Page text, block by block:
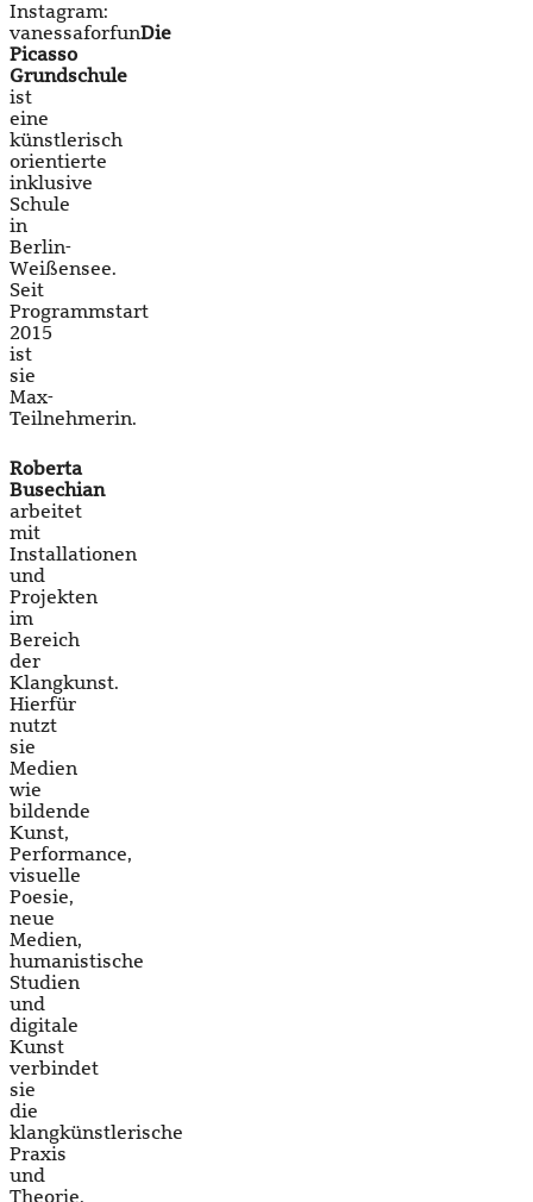
Instagram:
vanessaforfunDie
Picasso
Grundschule
ist
eine
künstlerisch
orientierte
inklusive
Schule
in
Berlin-
Weißensee.
Seit
Programmstart
2015
ist
sie
Max-
Teilnehmerin.
Roberta
Busechian
arbeitet
mit
Installationen
und
Projekten
im
Bereich
der
Klangkunst.
Hierfür
nutzt
sie
Medien
wie
bildende
Kunst,
Performance,
visuelle
Poesie,
neue
Medien,
humanistische
Studien
und
digitale
Kunst
verbindet
sie
die
klangkünstlerische
Praxis
und